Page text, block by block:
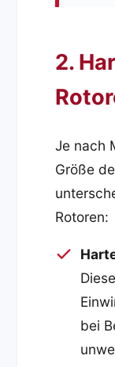
2.
Je nach
Größe
Rotoren:
bei